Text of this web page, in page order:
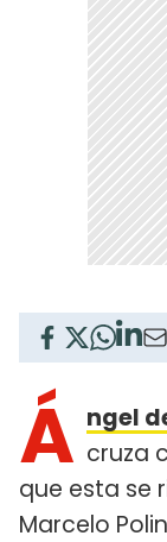
Á ngel
cruza
que esta se
Marcelo